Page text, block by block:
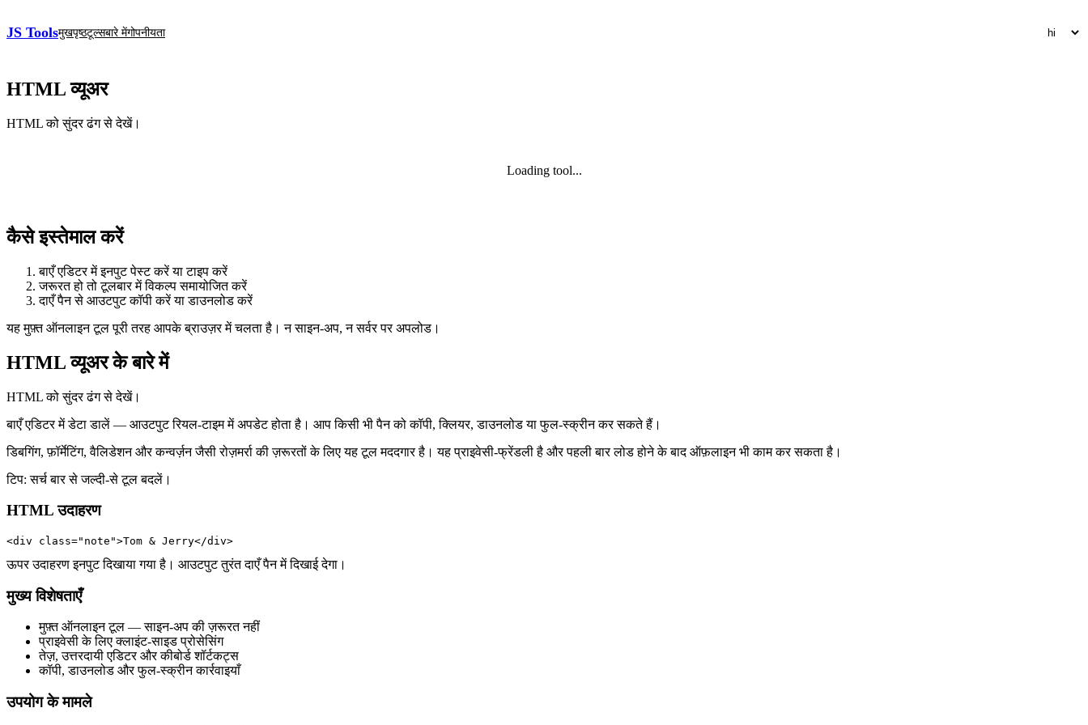
JS Toolsमुखपृष्ठटूल्सबारे मेंगोपनीयता
HTML व्यूअर
HTML को सुंदर ढंग से देखें।
Loading tool...
कैसे इस्तेमाल करें
बाएँ एडिटर में इनपुट पेस्ट करें या टाइप करें
जरूरत हो तो टूलबार में विकल्प समायोजित करें
दाएँ पैन से आउटपुट कॉपी करें या डाउनलोड करें
यह मुफ़्त ऑनलाइन टूल पूरी तरह आपके ब्राउज़र में चलता है। न साइन‑अप, न सर्वर पर अपलोड।
HTML व्यूअर के बारे में
HTML को सुंदर ढंग से देखें।
बाएँ एडिटर में डेटा डालें — आउटपुट रियल‑टाइम में अपडेट होता है। आप किसी भी पैन को कॉपी, क्लियर, डाउनलोड या फुल‑स्क्रीन कर सकते हैं।
डिबगिंग, फ़ॉर्मेटिंग, वैलिडेशन और कन्वर्ज़न जैसी रोज़मर्रा की ज़रूरतों के लिए यह टूल मददगार है। यह प्राइवेसी‑फ्रेंडली है और पहली बार लोड होने के बाद ऑफ़लाइन भी काम कर सकता है।
टिप: सर्च बार से जल्दी‑से टूल बदलें।
HTML उदाहरण
<div class="note">Tom & Jerry</div>
ऊपर उदाहरण इनपुट दिखाया गया है। आउटपुट तुरंत दाएँ पैन में दिखाई देगा।
मुख्य विशेषताएँ
मुफ़्त ऑनलाइन टूल — साइन‑अप की ज़रूरत नहीं
प्राइवेसी के लिए क्लाइंट‑साइड प्रोसेसिंग
तेज़, उत्तरदायी एडिटर और कीबोर्ड शॉर्टकट्स
कॉपी, डाउनलोड और फुल‑स्क्रीन कार्रवाइयाँ
उपयोग के मामले